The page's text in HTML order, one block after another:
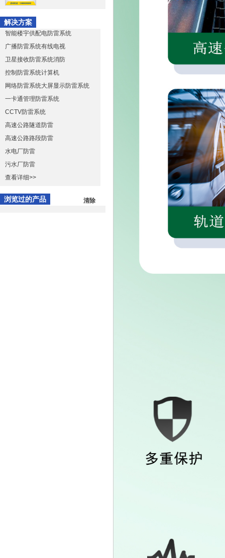
解决方案
智能楼宇供配电防雷系统
广播防雷系统有线电视
卫星接收防雷系统消防
控制防雷系统计算机
网络防雷系统大屏显示防雷系统
一卡通管理防雷系统
CCTV防雷系统
高速公路隧道防雷
高速公路路段防雷
水电厂防雷
污水厂防雷
查看详细>>
浏览过的产品 清除